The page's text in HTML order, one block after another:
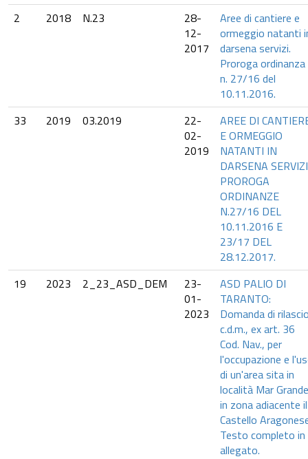
2
2018 N.23
28-
12-
2017
Aree di cantiere e
ormeggio natanti
darsena servizi.
Proroga ordinanza
n. 27/16 del
10.11.2016.
33
2019 03.2019
22-
02-
2019
AREE DI
E ORMEGGIO
NATANTI IN
DARSENA
PROROGA
ORDINANZE
N.27/16 DEL
10.11.2016 E
23/17 DEL
28.12.2017.
19
2023 2_23_ASD_DEM
23-
01-
2023
ASD PALIO DI
TARANTO:
Domanda di
c.d.m., ex art. 36
Cod. Nav., per
l'occupazione e
di un'area sita in
località Mar
in zona adiacente il
Castello
Testo completo in
allegato.